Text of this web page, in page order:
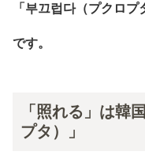
「부끄럽다（プクロ
です。
「照れる」は韓
プタ）」